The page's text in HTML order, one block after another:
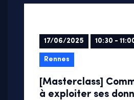
17/06/2025 10:30 -
Rennes
[Masterclass]
à exploiter ses